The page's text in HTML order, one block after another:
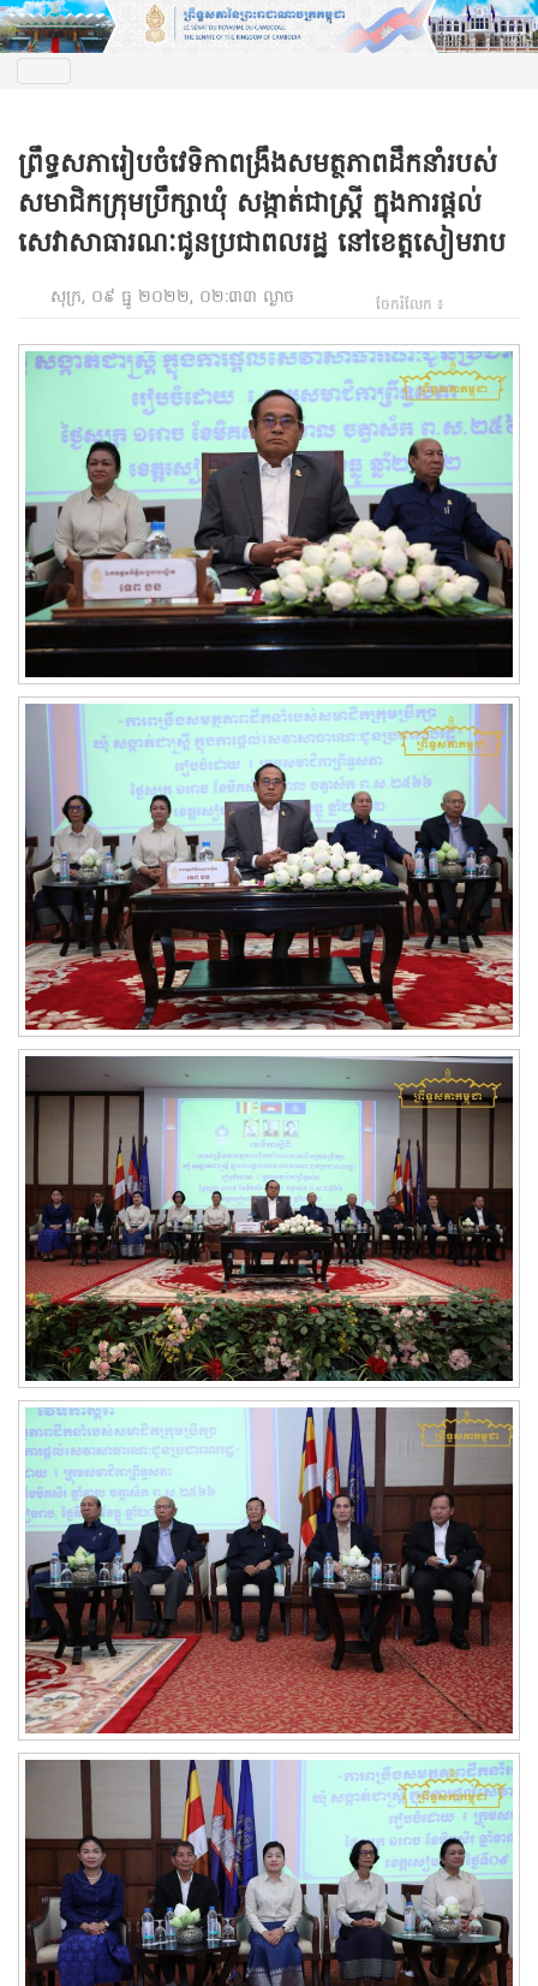
ព្រឹទ្ធសភារៀបចំវេទិកាពង្រឹងសមត្ថភាពដឹកនាំរបស់
សមាជិកក្រុមប្រឹក្សាឃុំ សង្កាត់ជាស្រ្តី ក្នុងការផ្តល់
សេវាសាធារណៈជូនប្រជាពលរដ្ឋ នៅខេត្តសៀមរាប
សុក្រ, ០៩ ធ្នូ ២០២២, ០២:៣៣ ល្ងាច ចែករំលែក ៖